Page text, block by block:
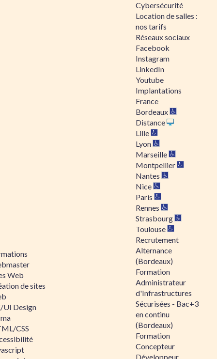
Web
de sites
UI Design
CSS
Cybersécurité
Location de salles :
nos tarifs
Réseaux sociaux
Facebook
Instagram
LinkedIn
Youtube
Implantations
France
Bordeaux
Distance
Lille
Lyon
Marseille
Montpellier
Nantes
Nice
Paris
Rennes
Strasbourg
Toulouse
Recrutement
Alternance
(Bordeaux)
Formation
Administrateur
d'Infrastructures
Sécurisées - Bac+3
en continu
(Bordeaux)
Formation
Concepteur
Développeur